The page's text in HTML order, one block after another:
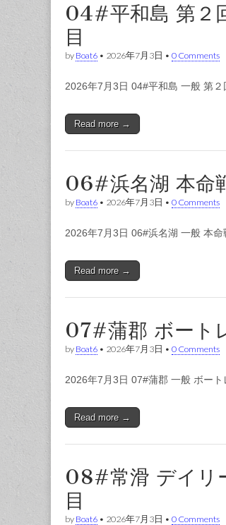
04#平和島 第２
目
by Boat6 • 2026年7月3日 • 0 Comments
2026年7月3日 04#平和島 一般 第
Read more →
06#浜名湖 本命
by Boat6 • 2026年7月3日 • 0 Comments
2026年7月3日 06#浜名湖 一般 本
Read more →
07#蒲郡 ボート
by Boat6 • 2026年7月3日 • 0 Comments
2026年7月3日 07#蒲郡 一般 ボー
Read more →
08#常滑 デイリ
目
by Boat6 • 2026年7月3日 • 0 Comments